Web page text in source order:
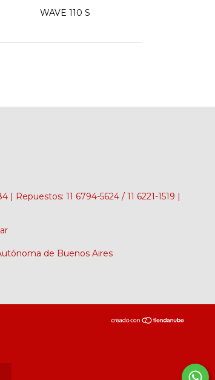
WAVE 110 S
| Repuestos: 11 6794-5624 / 11 6221-1519 |
de Buenos Aires